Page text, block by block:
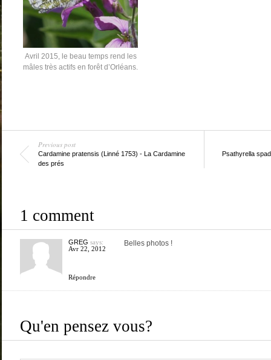
Avril 2015, le beau temps rend les
mâles très actifs en forêt d’Orléans.
Previous post
Cardamine pratensis (Linné 1753) - La Cardamine
des prés
Psathyrella
1 comment
GREG says:
Avr 22, 2012
Répondre
Belles photos !
Qu'en pensez vous?